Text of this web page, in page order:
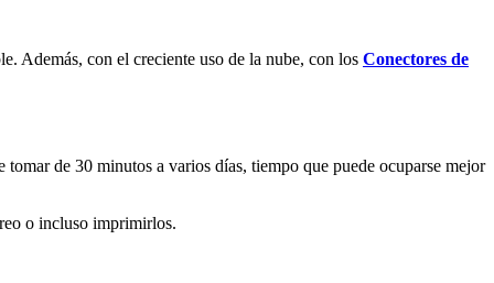
Además, con el creciente uso de la nube, con los Conectores de
de 30 minutos a varios días, tiempo que puede ocuparse mejor
o incluso imprimirlos.